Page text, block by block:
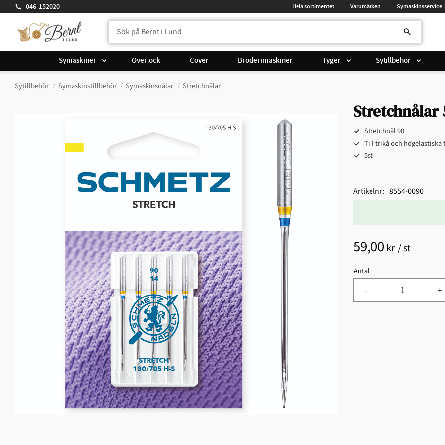
046-152020 Hela sortimentet Varumärken Symaskinsservice
Symaskiner Overlock Cover Broderimaskiner Tyger Sytillbehör
Sytillbehör Symaskinstillbehör Symaskinsnålar Stretchnålar
Stretchnålar
Stretchnål 90
Till trikå och högelastiska
5st
59,00 kr /st
Antal
+
-
Artikelnr 8554-0090